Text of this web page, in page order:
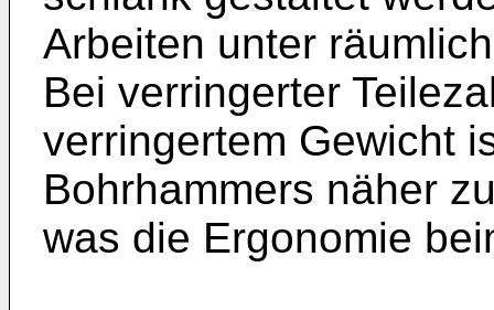
Arbeiten unter
Bei verringerter
verringertem Gewicht
Bohrhammers näher
was die Ergonomie